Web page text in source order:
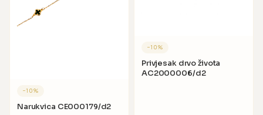
−10%
Narukvica CE000179/d2
−10%
Privjesak drvo života
AC2000006/d2